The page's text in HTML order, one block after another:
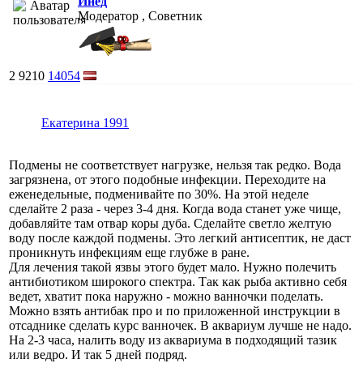
Модератор , Советник
2 9210 14054
Екатерина 1991
Подмены не соответствует нагрузке, нельзя так редко. Вода
загрязнена, от этого подобные инфекции. Переходите на
еженедельные, подменивайте по 30%. На этой неделе
сделайте 2 раза - через 3-4 дня. Когда вода станет уже чище,
добавляйте там отвар коры дуба. Сделайте светло желтую
воду после каждой подмены. Это легкий антисептик, не даст
проникнуть инфекциям еще глубже в ране.
Для лечения такой язвы этого будет мало. Нужно полечить
антибиотиком широкого спектра. Так как рыба активно себя
ведет, хватит пока наружно - можно ванночки поделать.
Можно взять антибак про и по приложенной инструкции в
отсаднике сделать курс ванночек. В аквариум лучше не надо.
На 2-3 часа, налить воду из аквариума в подходящий тазик
или ведро. И так 5 дней подряд.